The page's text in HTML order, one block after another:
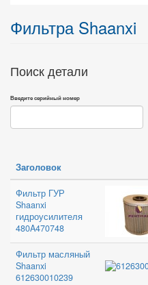
Фильтра Shaanxi
Поиск детали
Введите серийный номер
Заголовок
Фильтр ГУР
Shaanxi
гидроусилителя
480A470748
Фильтр масляный
Shaanxi
612630010239